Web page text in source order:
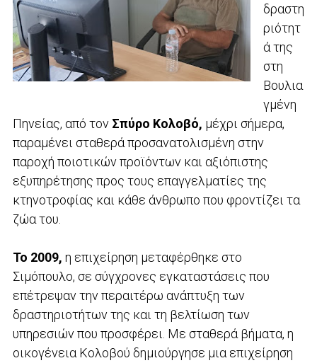
δραστη
ριότητ
ά της
στη
Βουλια
γμένη
Πηνείας, από τον Σπύρο Κολοβό, μέχρι σήμερα,
παραμένει σταθερά προσανατολισμένη στην
παροχή ποιοτικών προϊόντων και αξιόπιστης
εξυπηρέτησης προς τους επαγγελματίες της
κτηνοτροφίας και κάθε άνθρωπο που φροντίζει τα
ζώα του.
Το 2009, η επιχείρηση μεταφέρθηκε στο
Σιμόπουλο, σε σύγχρονες εγκαταστάσεις που
επέτρεψαν την περαιτέρω ανάπτυξη των
δραστηριοτήτων της και τη βελτίωση των
υπηρεσιών που προσφέρει. Με σταθερά βήματα, η
οικογένεια Κολοβού δημιούργησε μια επιχείρηση